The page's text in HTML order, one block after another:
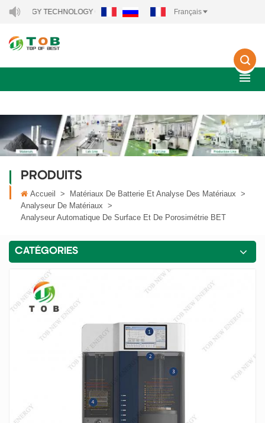
TECHNOLOGY CO., LTD.. Français
PRODUITS
Accueil > Matériaux De Batterie Et Analyse Des Matériaux >
Analyseur De Matériaux >
Analyseur Automatique De Surface Et De Porosimétrie BET
CATÉGORIES